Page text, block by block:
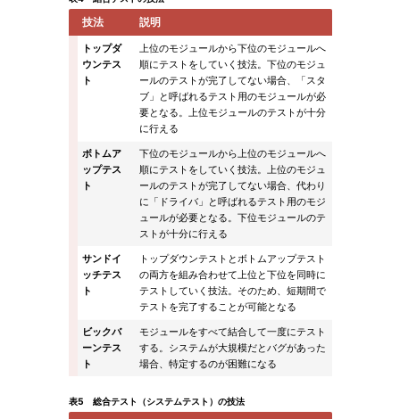
技法 説明
トップダ
ウンテス
ト
上位のモジュールから下位のモジュールへ
順にテストをしていく技法。下位のモジュ
ールのテストが完了してない場合、「スタ
ブ」と呼ばれるテスト用のモジュールが必
要となる。上位モジュールのテストが十分
に行える
ボトムア
ップテス
ト
下位のモジュールから上位のモジュールへ
順にテストをしていく技法。上位のモジュ
ールのテストが完了してない場合、代わり
に「ドライバ」と呼ばれるテスト用のモジ
ュールが必要となる。下位モジュールのテ
ストが十分に行える
サンドイ
ッチテス
ト
トップダウンテストとボトムアップテスト
の両方を組み合わせて上位と下位を同時に
テストしていく技法。そのため、短期間で
テストを完了することが可能となる
ビックバ
ーンテス
ト
モジュールをすべて結合して一度にテスト
する。システムが大規模だとバグがあった
場合、特定するのが困難になる
表5 総合テスト（システムテスト）の技法